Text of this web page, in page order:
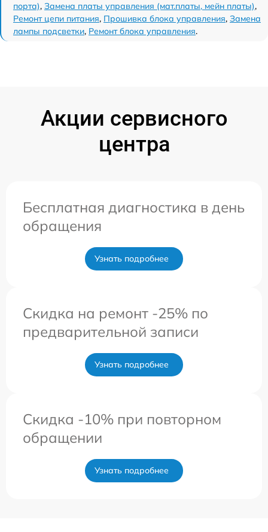
порта), Замена платы управления (мат.платы, мейн платы),
Ремонт цепи питания, Прошивка блока управления, Замена
лампы подсветки, Ремонт блока управления.
Акции сервисного
центра
Бесплатная диагностика в день
обращения
Узнать подробнее
Скидка на ремонт -25% по
предварительной записи
Узнать подробнее
Скидка -10% при повторном
обращении
Узнать подробнее